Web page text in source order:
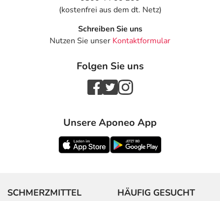
- Allergische Überempfindlichkeitsreaktion
- Gewichtszunahme
- Aggression
- Sinnestäuschung (Halluzination)
- Krankhaft gesteigerte Aktivität oder Heiterkeit (Manie)
- Ohnmachtsanfall
- Pupillenerweiterung
- Pulserniedrigung
- Abweichende Leberfunktionswerte
(kostenfrei aus dem dt. Netz)
Schreiben Sie uns
Nutzen Sie unser Kontaktformular
Folgen Sie uns
Unsere Aponeo App
SCHMERZMITTEL HÄUFIG GESUCHT